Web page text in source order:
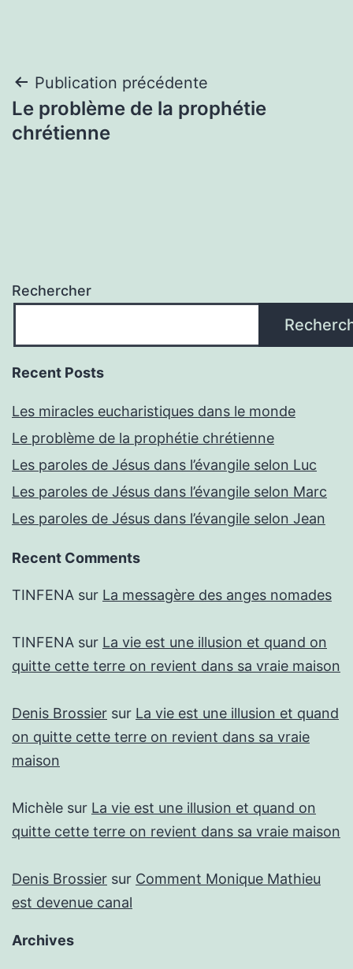
Navigation
de
Publication précédente
Le problème de la prophétie
chrétienne
Rechercher
Recent Posts
Les miracles eucharistiques dans le monde
Le problème de la prophétie chrétienne
Les paroles de Jésus dans l’évangile selon Luc
Les paroles de Jésus dans l’évangile selon Marc
Les paroles de Jésus dans l’évangile selon Jean
Recent Comments
TINFENA sur La messagère des anges nomades
TINFENA sur La vie est une illusion et quand on
quitte cette terre on revient dans sa vraie maison
Denis Brossier sur La vie est une illusion et quand
on quitte cette terre on revient dans sa vraie
maison
Michèle sur La vie est une illusion et quand on
quitte cette terre on revient dans sa vraie maison
Denis Brossier sur Comment Monique Mathieu
est devenue canal
Archives